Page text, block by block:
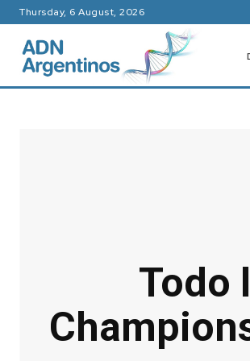
Thursday, 6 August, 2026
Todo